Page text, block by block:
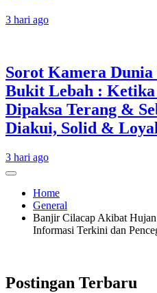
3 hari ago
Sorot Kamera
Bukit Lebah : Ketika
Dipaksa Terang &
Diakui, Solid &
3 hari ago
Home
General
Banjir Cilacap Akibat
Informasi Terkini dan
Postingan Terbaru